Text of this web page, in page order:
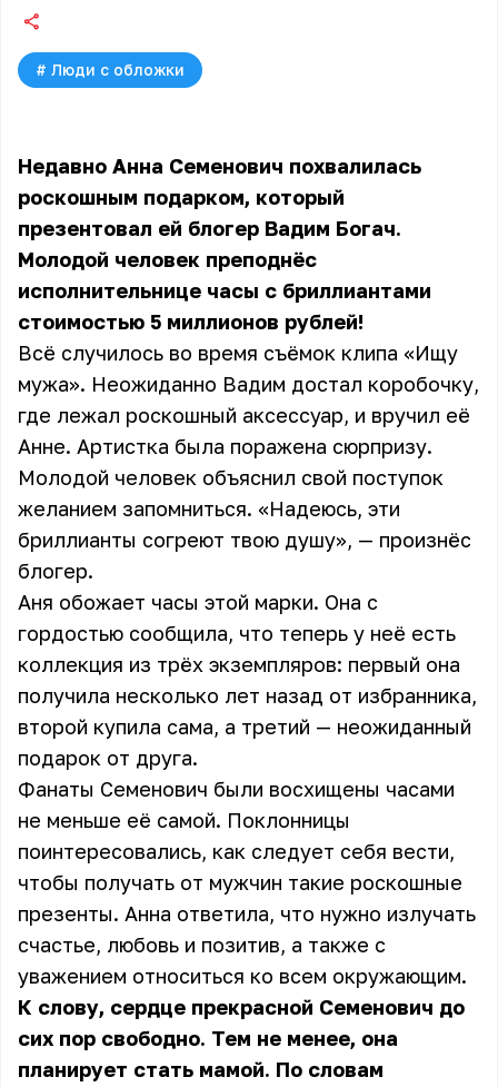
# Люди с обложки
Недавно Анна Семенович похвалилась
роскошным подарком, который
презентовал ей блогер Вадим Богач.
Молодой человек преподнёс
исполнительнице часы с бриллиантами
стоимостью 5 миллионов рублей!
Всё случилось во время съёмок клипа «Ищу
мужа». Неожиданно Вадим достал коробочку,
где лежал роскошный аксессуар, и вручил её
Анне. Артистка была поражена сюрпризу.
Молодой человек объяснил свой поступок
желанием запомниться. «Надеюсь, эти
бриллианты согреют твою душу», — произнёс
блогер.
Аня обожает часы этой марки. Она с
гордостью сообщила, что теперь у неё есть
коллекция из трёх экземпляров: первый она
получила несколько лет назад от избранника,
второй купила сама, а третий — неожиданный
подарок от друга.
Фанаты Семенович были восхищены часами
не меньше её самой. Поклонницы
поинтересовались, как следует себя вести,
чтобы получать от мужчин такие роскошные
презенты. Анна ответила, что нужно излучать
счастье, любовь и позитив, а также с
уважением относиться ко всем окружающим.
К слову, сердце прекрасной Семенович до
сих пор свободно. Тем не менее, она
планирует стать мамой. По словам